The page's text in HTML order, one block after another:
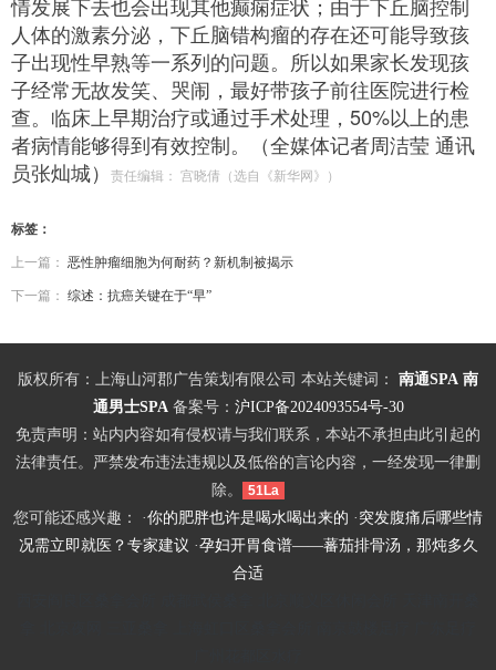
人体的激素分泌，下丘脑错构瘤的存在还可能导致孩
子出现性早熟等一系列的问题。所以如果家长发现孩
子经常无故发笑、哭闹，最好带孩子前往医院进行检
查。临床上早期治疗或通过手术处理，50%以上的患
者病情能够得到有效控制。（全媒体记者周洁莹 通讯
员张灿城）
责任编辑： 宫晓倩（选自《新华网》）
标签：
上一篇： 恶性肿瘤细胞为何耐药？新机制被揭示
下一篇： 综述：抗癌关键在于“早”
版权所有：上海山河郡广告策划有限公司 本站关键词： 南通SPA 南
通男士SPA备案号： 沪ICP备2024093554号-30
免责声明：站内内容如有侵权请与我们联系，本站不承担由此引起的
法律责任。严禁发布违法违规以及低俗的言论内容，一经发现一律删
除。
51La
您可能还感兴趣： ·你的肥胖也许是喝水喝出来的 · 突发腹痛后哪些情
况需立即就医？专家建议 ·孕妇开胃食谱——蕃茄排骨汤，那炖多久
合适